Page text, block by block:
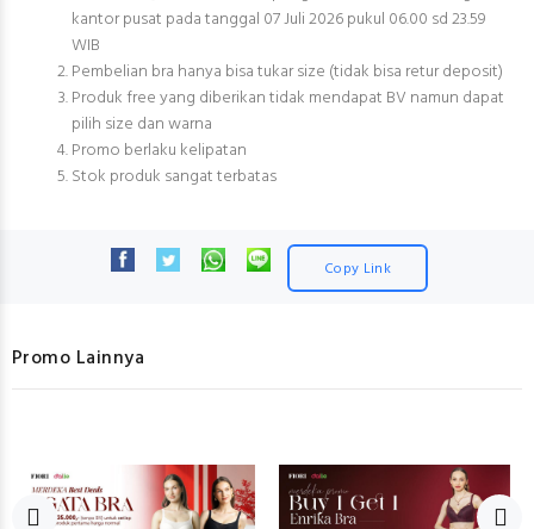
kantor pusat pada tanggal 07 Juli 2026 pukul 06.00 sd 23.59
WIB
Pembelian bra hanya bisa tukar size (tidak bisa retur deposit)
Produk free yang diberikan tidak mendapat BV namun dapat
pilih size dan warna
Promo berlaku kelipatan
Stok produk sangat terbatas
Copy Link
Promo Lainnya